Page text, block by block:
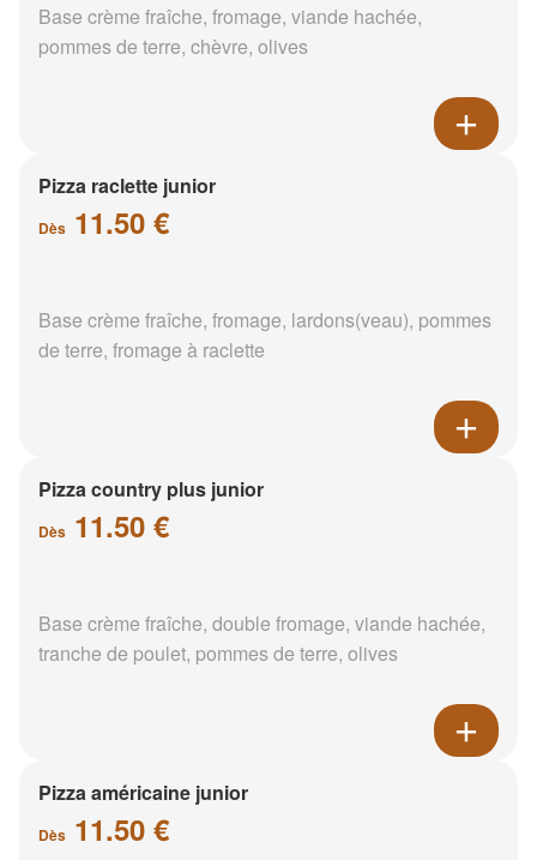
Base crème fraîche, fromage, viande hachée,
pommes de terre, chèvre, olives
Pizza raclette junior
Dès 11.50 €
Base crème fraîche, fromage, lardons(veau), pommes
de terre, fromage à raclette
Pizza country plus junior
Dès 11.50 €
Base crème fraîche, double fromage, viande hachée,
tranche de poulet, pommes de terre, olives
Pizza américaine junior
Dès 11.50 €